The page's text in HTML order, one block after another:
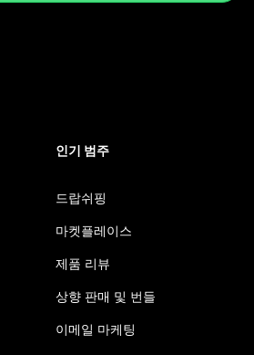
인기 범주
드랍쉬핑
마켓플레이스
제품 리뷰
상향 판매 및 번들
이메일 마케팅